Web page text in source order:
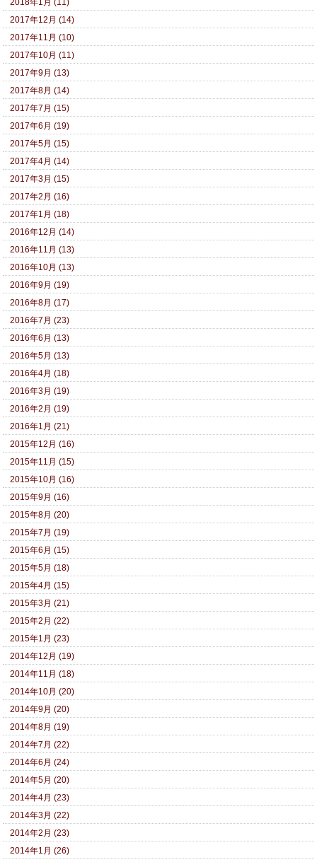
2017年12月 (14)
2017年11月 (10)
2017年10月 (11)
2017年9月 (13)
2017年8月 (14)
2017年7月 (15)
2017年6月 (19)
2017年5月 (15)
2017年4月 (14)
2017年3月 (15)
2017年2月 (16)
2017年1月 (18)
2016年12月 (14)
2016年11月 (13)
2016年10月 (13)
2016年9月 (19)
2016年8月 (17)
2016年7月 (23)
2016年6月 (13)
2016年5月 (13)
2016年4月 (18)
2016年3月 (19)
2016年2月 (19)
2016年1月 (21)
2015年12月 (16)
2015年11月 (15)
2015年10月 (16)
2015年9月 (16)
2015年8月 (20)
2015年7月 (19)
2015年6月 (15)
2015年5月 (18)
2015年4月 (15)
2015年3月 (21)
2015年2月 (22)
2015年1月 (23)
2014年12月 (19)
2014年11月 (18)
2014年10月 (20)
2014年9月 (20)
2014年8月 (19)
2014年7月 (22)
2014年6月 (24)
2014年5月 (20)
2014年4月 (23)
2014年3月 (22)
2014年2月 (23)
2014年1月 (26)